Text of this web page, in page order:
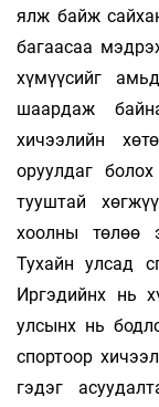
ялж байж
багаасаа
хүмүүсийг
шаардаж
хичээлийн
оруулдаг
тууштай
хоолны төлөө
Тухайн улсад
Иргэдийнх нь
улсынх нь
спортоор
гэдэг